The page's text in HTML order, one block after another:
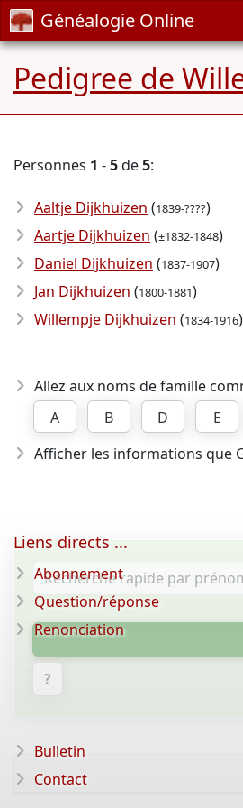
Généalogie Online
Pedigree de
Personnes 1 -5de5:
Aaltje Dijkhuizen (1839-????)
Aartje Dijkhuizen (±1832-1848)
Daniel Dijkhuizen (1837-1907)
Jan Dijkhuizen (1800-1881)
Willempje Dijkhuizen (1834-1916)
Allez aux noms de famille
A
B D E
Afficher les informations que
?
Liens directs ...
Abonnement
Question/réponse
Renonciation
Bulletin
Contact